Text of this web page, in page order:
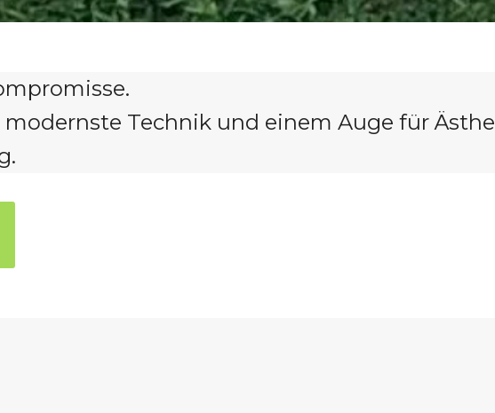
Technik und einem Auge für